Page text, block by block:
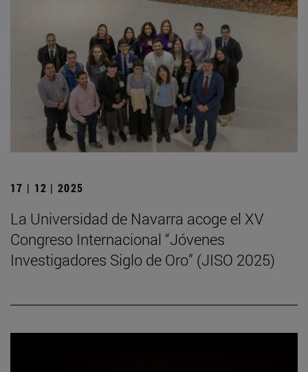
17 | 12 | 2025
La Universidad de Navarra acoge el XV
Congreso Internacional “Jóvenes
Investigadores Siglo de Oro” (JISO 2025)